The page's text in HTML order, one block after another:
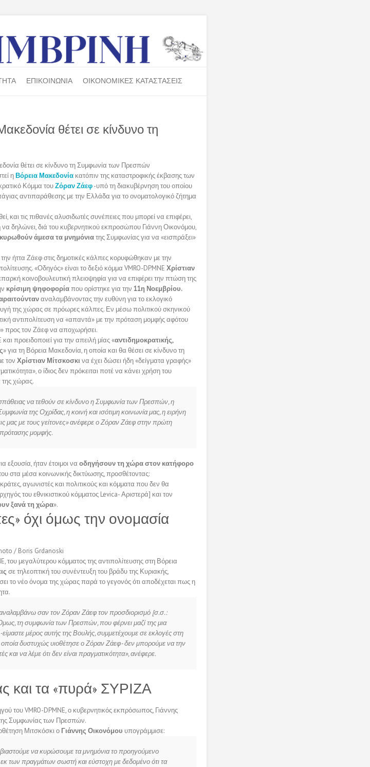
ΕΠΙΚΟΙΝΩΝΙΑ ΟΙΚΟΝΟΜΙΚΕΣ ΚΑΤΑΣΤΑΣΕΙΣ
θέτει σε κίνδυνο τη
ηΒόρεια Μακεδονία κατόπιν της καταστροφικής έκβασης των
Κόμμα τουΖόραν Ζάεφ-υπό τη διακυβέρνηση του οποίου
αντιπαράθεσης με την Ελλάδα για το ονοματολογικό ζήτημα
και τις πιθανές αλυσιδωτές συνέπειες που μπορεί να επιφέρει,
δηλώνει, διά του κυβερνητικού εκπροσώπου Γιάννη Οικονόμου,
άμεσα τα μνημόνιατης Συμφωνίας για να «εισπράξει»
ήττα Ζάεφ στις δημοτικές κάλπες κορυφώθηκαν με την
«Οδηγός» είναι το δεξιό κόμμα VMRO-DPMNE Χρίστιαν
κοινοβουλευτική πλειοψηφία για να επιφέρει την πτώση της
κρίσιμη ψηφοφορίαπου ορίστηκε για την 11η Νοεμβρίου.
αναλαμβάνοντας την ευθύνη για το εκλογικό
της χώρας σε πρόωρες κάλπες. Εν μέσω πολιτικού σκηνικού
αντιπολίτευση να «απαντά» με την πρόταση μομφής αφότου
προς τον Ζάεφ να αποχωρήσει.
προειδοποιεί για την απειλή μίας «αντιδημοκρατικής,
» για τη Βόρεια Μακεδονία, η οποία και θα θέσει σε κίνδυνο τη
τον Χρίστιαν Μίτσκοσκι να έχει δώσει ήδη «δείγματα γραφής»
ο ίδιος δεν πρόκειται ποτέ να κάνει χρήση του
της χώρας.
να τεθούν σε κίνδυνο η Συμφωνία των Πρεσπών, η
της Οχρίδας, η κοινή και ισότιμη κοινωνία μας, η ειρήνη
μας με τους γείτονες» ανέφερε ο Ζόραν Ζάεφ στην πρώτη
μομφής.
εξουσία, ήταν έτοιμοι να οδηγήσουν τη χώρα στον κατήφορο
στα μέσα κοινωνικής δικτύωσης, προσθέτοντας:
αγωνιστές και πολιτικούς και κόμματα που δεν θα
του εθνικιστικού κόμματος Levica- Αριστερά] και τον
ξανά τη χώρα».
όχι όμως την ονομασία
/ Boris Grdanoski
του μεγαλύτερου κόμματος της αντιπολίτευσης στη Βόρεια
σε τηλεοπτική του συνέντευξη του βράδυ της Κυριακής,
το νέο όνομα της χώρας παρά το γεγονός ότι αποδέχεται πως η
σαν τον Ζόραν Ζάεφ τον προσδιορισμό [σ.σ.:
τη συμφωνία των Πρεσπών, που φέρνει μαζί της μια
μέρος αυτής της Βουλής, συμμετέχουμε σε εκλογές στη
οποία δυστυχώς υιοθέτησε ο Ζόραν Ζάεφ- δεν μπορούμε να την
να λέμε ότι δεν είναι πραγματικότητα», ανέφερε.
και τα «πυρά» ΣΥΡΙΖΑ
του VMRO-DPMNE, ο κυβερνητικός εκπρόσωπος, Γιάννης
Συμφωνίας των Πρεσπών.
Μιτσκόσκι ο Γιάννης Οικονόμου υπογράμμισε:
βιαστούμε να κυρώσουμε τα μνημόνια το προηγούμενο
εκ των πραγμάτων σωστή και εύστοχη με δεδομένο ότι τα